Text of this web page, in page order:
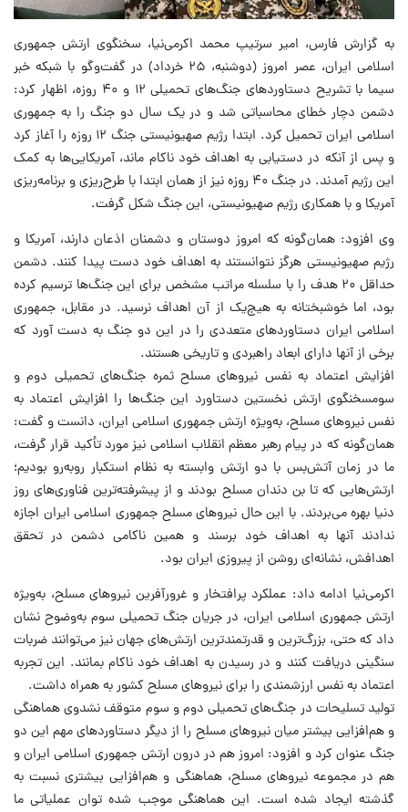
به گزارش فارس، امیر سرتیپ محمد اکرمی‌نیا، سخنگوی ارتش جمهوری
اسلامی ایران، عصر امروز (دوشنبه، ۲۵ خرداد) در گفت‌وگو با شبکه خبر
سیما با تشریح دستاوردهای جنگ‌های تحمیلی ۱۲ و ۴۰ روزه، اظهار کرد:
دشمن دچار خطای محاسباتی شد و در یک سال دو جنگ را به جمهوری
اسلامی ایران تحمیل کرد. ابتدا رژیم صهیونیستی جنگ ۱۲ روزه را آغاز کرد
و پس از آنکه در دستیابی به اهداف خود ناکام ماند، آمریکایی‌ها به کمک
این رژیم آمدند. در جنگ ۴۰ روزه نیز از همان ابتدا با طرح‌ریزی و برنامه‌ریزی
آمریکا و با همکاری رژیم صهیونیستی، این جنگ شکل گرفت.
وی افزود: همان‌گونه که امروز دوستان و دشمنان اذعان دارند، آمریکا و
رژیم صهیونیستی هرگز نتوانستند به اهداف خود دست پیدا کنند. دشمن
حداقل ۲۰ هدف را با سلسله مراتب مشخص برای این جنگ‌ها ترسیم کرده
بود، اما خوشبختانه به هیچ‌یک از آن اهداف نرسید. در مقابل، جمهوری
اسلامی ایران دستاوردهای متعددی را در این دو جنگ به دست آورد که
برخی از آنها دارای ابعاد راهبردی و تاریخی هستند.
افزایش اعتماد به نفس نیروهای مسلح ثمره جنگ‌های تحمیلی دوم و
سومسخنگوی ارتش نخستین دستاورد این جنگ‌ها را افزایش اعتماد به
نفس نیروهای مسلح، به‌ویژه ارتش جمهوری اسلامی ایران، دانست و گفت:
همان‌گونه که در پیام رهبر معظم انقلاب اسلامی نیز مورد تأکید قرار گرفت،
ما در زمان آتش‌بس با دو ارتش وابسته به نظام استکبار روبه‌رو بودیم؛
ارتش‌هایی که تا بن دندان مسلح بودند و از پیشرفته‌ترین فناوری‌های روز
دنیا بهره می‌بردند. با این حال نیروهای مسلح جمهوری اسلامی ایران اجازه
ندادند آنها به اهداف خود برسند و همین ناکامی دشمن در تحقق
اهدافش، نشانه‌ای روشن از پیروزی ایران بود.
اکرمی‌نیا ادامه داد: عملکرد پرافتخار و غرورآفرین نیروهای مسلح، به‌ویژه
ارتش جمهوری اسلامی ایران، در جریان جنگ تحمیلی سوم به‌وضوح نشان
داد که حتی، بزرگ‌ترین و قدرتمندترین ارتش‌های جهان نیز می‌توانند ضربات
سنگینی دریافت کنند و در رسیدن به اهداف خود ناکام بمانند. این تجربه
اعتماد به نفس ارزشمندی را برای نیروهای مسلح کشور به همراه داشت.
تولید تسلیحات در جنگ‌های تحمیلی دوم و سوم متوقف نشدوی هماهنگی
و هم‌افزایی بیشتر میان نیروهای مسلح را از دیگر دستاوردهای مهم این دو
جنگ عنوان کرد و افزود: امروز هم در درون ارتش جمهوری اسلامی ایران و
هم در مجموعه نیروهای مسلح، هماهنگی و هم‌افزایی بیشتری نسبت به
گذشته ایجاد شده است. این هماهنگی موجب شده توان عملیاتی ما